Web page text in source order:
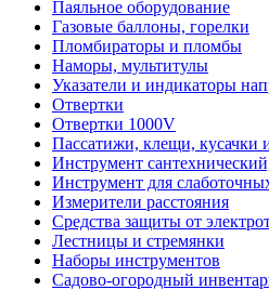
Паяльное оборудование
Газовые баллоны, горелки
Пломбираторы и пломбы
Наморы, мультитулы
Указатели и индикаторы
Отвертки
Отвертки 1000V
Пассатижи, клещи, кусачки
Инструмент
Инструмент для
Измерители расстояния
Средства защиты от
Лестницы и стремянки
Наборы инструментов
Садово-огородный